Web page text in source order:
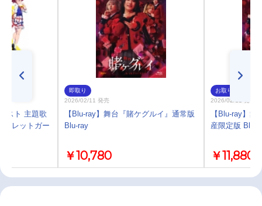
スト 主題歌
パレットガー
即取り
2026/02/11 発売
【Blu-ray】舞台『賭ケグルイ』通常版
Blu-ray
￥10,780
お取り寄せ
2026/02/11 発売
【Blu-ray】
産限定版 Blu-
￥11,880